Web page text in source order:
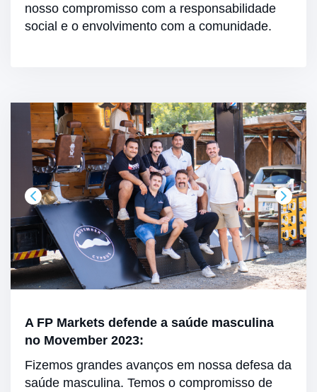
nosso compromisso com a responsabilidade
social e o envolvimento com a comunidade.
A FP Markets defende a saúde masculina
no Movember 2023:
Fizemos grandes avanços em nossa defesa da
saúde masculina. Temos o compromisso de